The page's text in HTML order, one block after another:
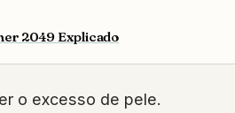
2049 Explicado
o excesso de pele.